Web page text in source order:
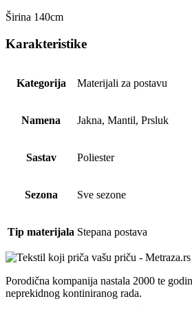
Širina 140cm
Karakteristike
Kategorija Materijali za postavu
Namena Jakna, Mantil, Prsluk
Sastav Poliester
Sezona Sve sezone
Tip materijala Stepana postava
Porodična kompanija nastala 2000 te
neprekidnog kontiniranog rada.